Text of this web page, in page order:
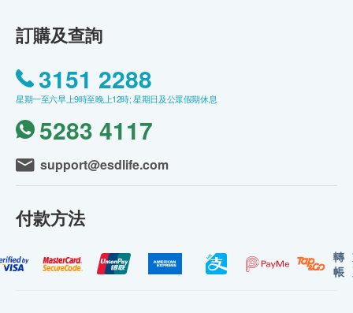
訂購及查詢
3151 2288
星期一至六早上9時至晚上12時; 星期日及公眾假期休息
5283 4117
support@esdlife.com
付款方法
轉
帳